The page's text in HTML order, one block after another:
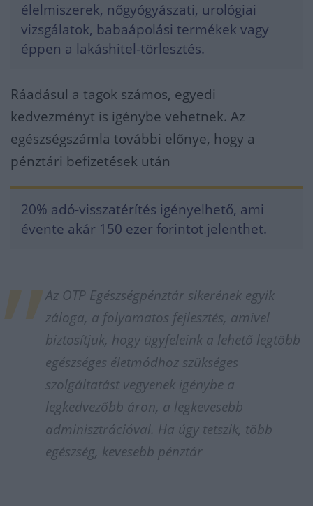
élelmiszerek, nőgyógyászati, urológiai
vizsgálatok, babaápolási termékek vagy
éppen a lakáshitel-törlesztés.
Ráadásul a tagok számos, egyedi
kedvezményt is igénybe vehetnek. Az
egészségszámla további előnye, hogy a
pénztári befizetések után
20% adó-visszatérítés igényelhető, ami
évente akár 150 ezer forintot jelenthet.
Az OTP Egészségpénztár sikerének egyik
záloga, a folyamatos fejlesztés, amivel
biztosítjuk, hogy ügyfeleink a lehető legtöbb
egészséges életmódhoz szükséges
szolgáltatást vegyenek igénybe a
legkedvezőbb áron, a legkevesebb
adminisztrációval. Ha úgy tetszik, több
egészség, kevesebb pénztár